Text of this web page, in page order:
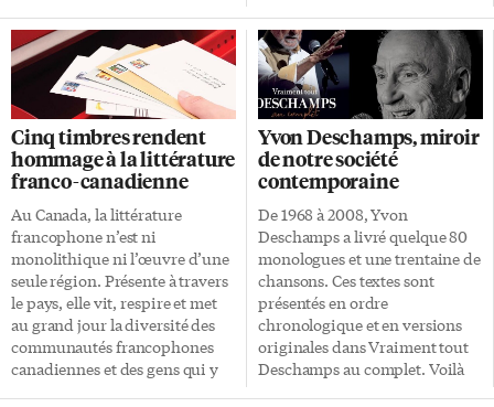
Marchessault a donné l’avance
aux visiteurs rapidement en
début de première période. Les
Maple Leafs ont finalement
trouvé le fond du filet en début
de troisième. L’entraîneur Craig
Berube a modifié ses trios
durant la deuxième
intermission et a réuni Auston
Matthews et Mitch Marner. Ce
changement a porté fruit aux
Leafs. Auston Matthews a
inscrit 2 buts pour donner
l’avance […]
biophilique, particulièrement
préoccupée d’intégrer la nature
– notamment le bois – dans
l’environnement urbain créé de
la main de l’homme. Du côté de
Sterling Road L’an dernier, les
visiteurs du Museum of
Contemporary Art (MOCA), rue
Sterling, sentaient qu’il y avait
quelque chose de différent sur
le site de construction adjacent
au musée. Les plus curieux ont
remarqué sur les panneaux
réclames du projet le […]
Cinq timbres rendent
hommage à la littérature
franco-canadienne
Au Canada, la littérature
francophone n’est ni
monolithique ni l’œuvre d’une
seule région. Présente à travers
le pays, elle vit, respire et met
au grand jour la diversité des
communautés francophones
canadiennes et des gens qui y
Yvon Deschamps, miroir
de notre société
contemporaine
De 1968 à 2008, Yvon
Deschamps a livré quelque 80
monologues et une trentaine de
chansons. Ces textes sont
présentés en ordre
chronologique et en versions
originales dans Vraiment tout
Deschamps au complet. Voilà